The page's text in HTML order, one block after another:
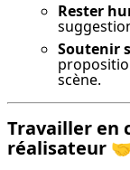
Rester
Soutenir
scène.
Travailler en
réalisateur